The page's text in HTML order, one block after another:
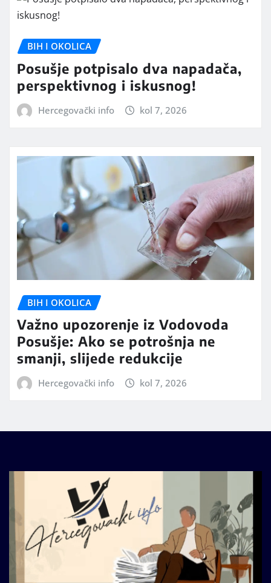
BIH I OKOLICA
Posušje potpisalo dva napadača,
perspektivnog i iskusnog!
Hercegovački info kol 7, 2026
BIH I OKOLICA
Važno upozorenje iz Vodovoda
Posušje: Ako se potrošnja ne
smanji, slijede redukcije
Hercegovački info kol 7, 2026